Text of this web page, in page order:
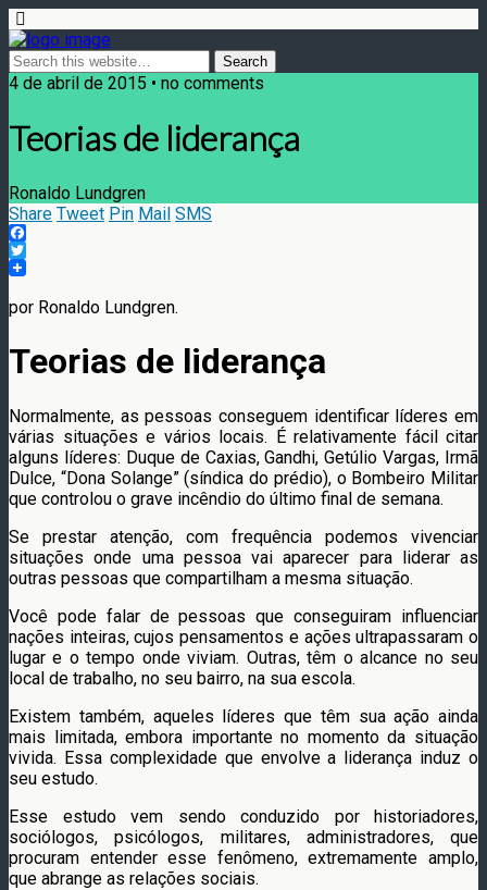
4 de abril de 2015 • no comments
Teorias de liderança
Ronaldo Lundgren
Share Tweet Pin Mail SMS
Facebook
Twitter
por Ronaldo Lundgren.
Teorias de liderança
Normalmente, as pessoas conseguem identificar líderes em
várias situações e vários locais. É relativamente fácil citar
alguns líderes: Duque de Caxias, Gandhi, Getúlio Vargas, Irmã
Dulce, “Dona Solange” (síndica do prédio), o Bombeiro Militar
que controlou o grave incêndio do último final de semana.
Se prestar atenção, com frequência podemos vivenciar
situações onde uma pessoa vai aparecer para liderar as
outras pessoas que compartilham a mesma situação.
Você pode falar de pessoas que conseguiram influenciar
nações inteiras, cujos pensamentos e ações ultrapassaram o
lugar e o tempo onde viviam. Outras, têm o alcance no seu
local de trabalho, no seu bairro, na sua escola.
Existem também, aqueles líderes que têm sua ação ainda
mais limitada, embora importante no momento da situação
vivida. Essa complexidade que envolve a liderança induz o
seu estudo.
Esse estudo vem sendo conduzido por historiadores,
sociólogos, psicólogos, militares, administradores, que
procuram entender esse fenômeno, extremamente amplo,
que abrange as relações sociais.